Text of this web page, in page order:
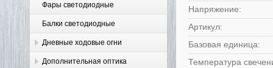
Фары светодиодные
Балки светодиодные
Дневные ходовые огни
Дополнительная оптика
Напряжение:
Артикул:
Базовая единица:
Температура